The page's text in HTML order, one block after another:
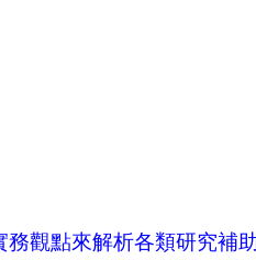
觀點來解析各類研究補